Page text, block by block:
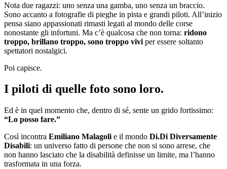
Nota due ragazzi: uno senza una gamba, uno senza un braccio.
Sono accanto a fotografie di pieghe in pista e grandi piloti. All’inizio
pensa siano appassionati rimasti legati al mondo delle corse
nonostante gli infortuni. Ma c’è qualcosa che non torna: ridono
troppo, brillano troppo, sono troppo vivi per essere soltanto
spettatori nostalgici.
Poi capisce.
I piloti di quelle foto sono loro.
Ed è in quel momento che, dentro di sé, sente un grido fortissimo:
“Lo posso fare.”
Così incontra Emiliano Malagoli e il mondo Di.Di Diversamente
Disabili: un universo fatto di persone che non si sono arrese, che
non hanno lasciato che la disabilità definisse un limite, ma l’hanno
trasformata in una forza.